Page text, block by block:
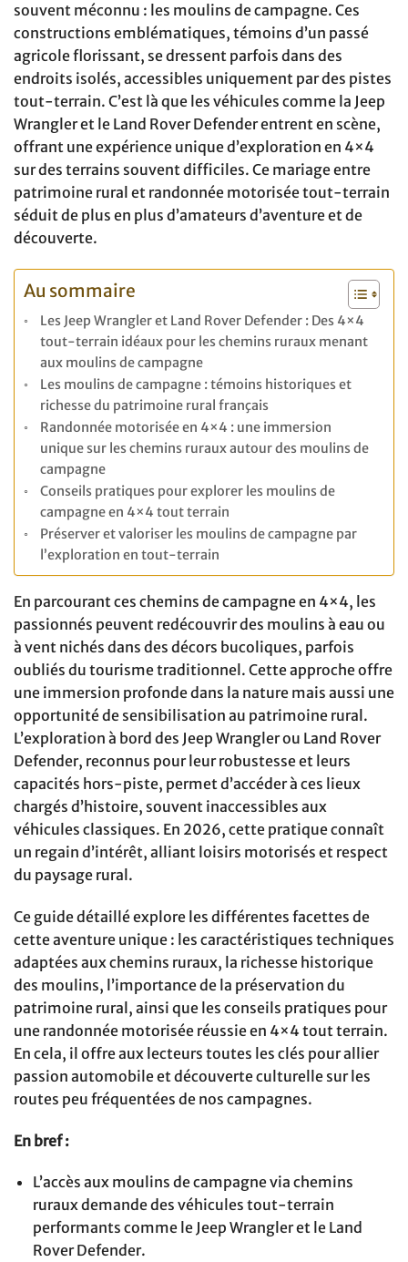
souvent méconnu : les moulins de campagne. Ces
constructions emblématiques, témoins d’un passé
agricole florissant, se dressent parfois dans des
endroits isolés, accessibles uniquement par des pistes
tout-terrain. C’est là que les véhicules comme la Jeep
Wrangler et le Land Rover Defender entrent en scène,
offrant une expérience unique d’exploration en 4×4
sur des terrains souvent difficiles. Ce mariage entre
patrimoine rural et randonnée motorisée tout-terrain
séduit de plus en plus d’amateurs d’aventure et de
découverte.
Au sommaire
Les Jeep Wrangler et Land Rover Defender : Des 4×4
tout-terrain idéaux pour les chemins ruraux menant
aux moulins de campagne
Les moulins de campagne : témoins historiques et
richesse du patrimoine rural français
Randonnée motorisée en 4×4 : une immersion
unique sur les chemins ruraux autour des moulins de
campagne
Conseils pratiques pour explorer les moulins de
campagne en 4×4 tout terrain
Préserver et valoriser les moulins de campagne par
l’exploration en tout-terrain
En parcourant ces chemins de campagne en 4×4, les
passionnés peuvent redécouvrir des moulins à eau ou
à vent nichés dans des décors bucoliques, parfois
oubliés du tourisme traditionnel. Cette approche offre
une immersion profonde dans la nature mais aussi une
opportunité de sensibilisation au patrimoine rural.
L’exploration à bord des Jeep Wrangler ou Land Rover
Defender, reconnus pour leur robustesse et leurs
capacités hors-piste, permet d’accéder à ces lieux
chargés d’histoire, souvent inaccessibles aux
véhicules classiques. En 2026, cette pratique connaît
un regain d’intérêt, alliant loisirs motorisés et respect
du paysage rural.
Ce guide détaillé explore les différentes facettes de
cette aventure unique : les caractéristiques techniques
adaptées aux chemins ruraux, la richesse historique
des moulins, l’importance de la préservation du
patrimoine rural, ainsi que les conseils pratiques pour
une randonnée motorisée réussie en 4×4 tout terrain.
En cela, il offre aux lecteurs toutes les clés pour allier
passion automobile et découverte culturelle sur les
routes peu fréquentées de nos campagnes.
En bref :
L’accès aux moulins de campagne via chemins
ruraux demande des véhicules tout-terrain
performants comme le Jeep Wrangler et le Land
Rover Defender.